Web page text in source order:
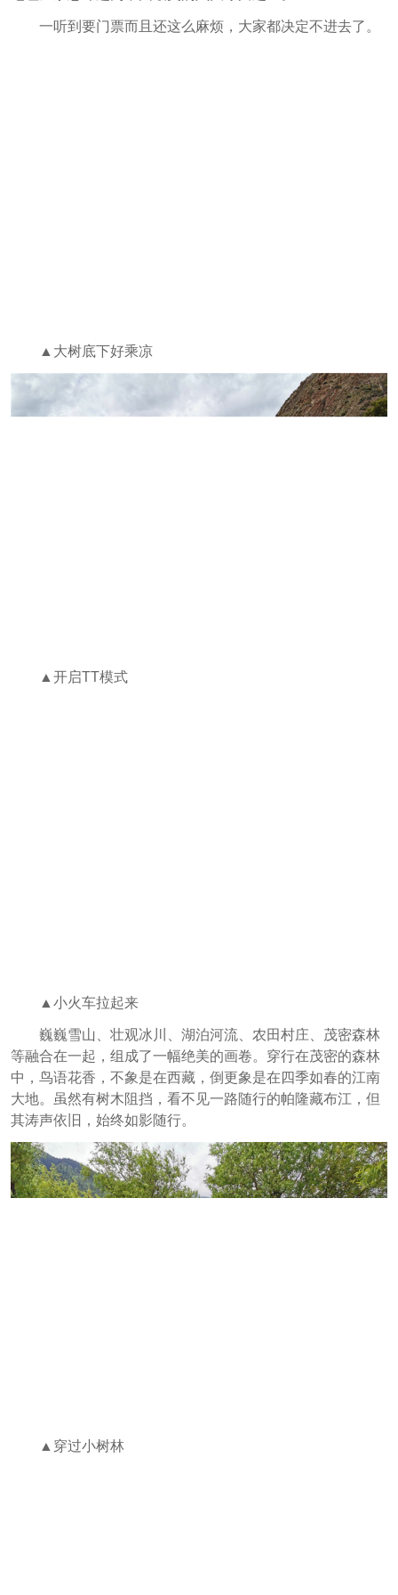
一听到要门票而且还这么麻烦，大家都决定不进去了。
▲大树底下好乘凉
▲开启TT模式
▲小火车拉起来
巍巍雪山、壮观冰川、湖泊河流、农田村庄、茂密森林
等融合在一起，组成了一幅绝美的画卷。 穿行在茂密的森林
中，鸟语花香，不象是在西藏，倒更象是在四季如春的江南
大地。虽然有树木阻挡，看不见一路随行的帕隆藏布江，但
其涛声依旧，始终如影随行。
▲穿过小树林